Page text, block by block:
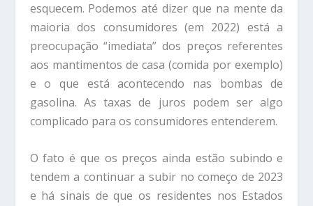
esquecem. Podemos até dizer que na mente da
maioria dos consumidores (em 2022) está a
preocupação “imediata” dos preços referentes
aos mantimentos de casa (comida por exemplo)
e o que está acontecendo nas bombas de
gasolina. As taxas de juros podem ser algo
complicado para os consumidores entenderem.
O fato é que os preços ainda estão subindo e
tendem a continuar a subir no começo de 2023
e há sinais de que os residentes nos Estados